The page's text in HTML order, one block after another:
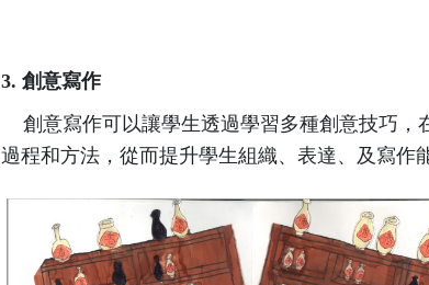
3. 創意寫作
創意寫作可以讓學生透過學習多種創意技巧，
過程和方法，從而提升學生組織、表達、及寫作